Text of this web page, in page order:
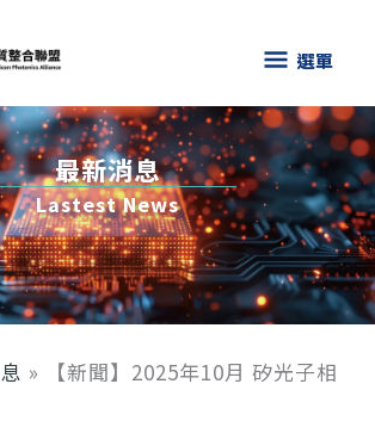
單
選單
最新消息
Lastest News
»
【新聞】2025年10月 矽光子相